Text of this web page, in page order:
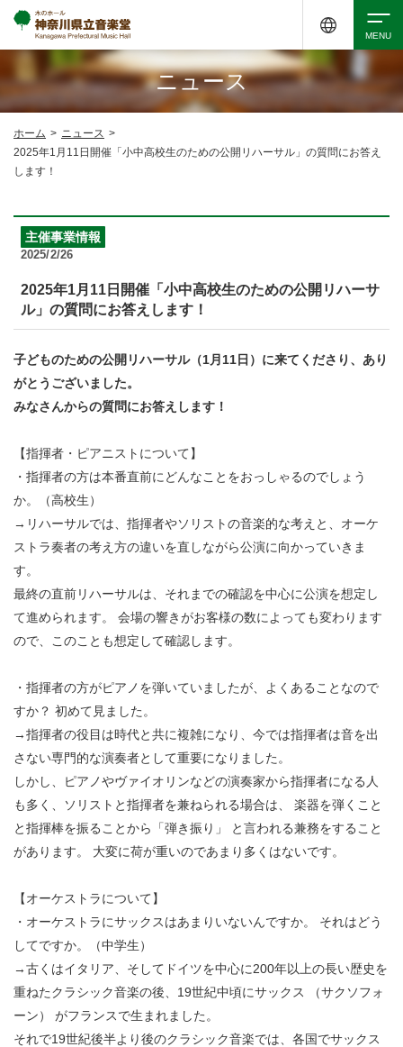
イベントを探す
・ イベント一覧
ご来場案内
・ 館内サービス・アクセシビリティ
・ フロアマップ
・ 交通案内
・ よくある質問
施設を借りる
・ 空き状況
・ 利用料金
・ 音楽堂のご案内
・ フロアマップ
・ 建築見学ツアー
神奈川県立音楽堂
SNS
検索
アクセシビリティ
ニュース
ホーム > ニュース >
2025年1月11日開催「小中高校生のための公開リハーサル」の質問にお答え
します！
主催事業情報
2025/2/26
2025年1月11日開催「小中高校生のための公開リハーサ
ル」の質問にお答えします！
子どものための公開リハーサル（1月11日）に来てくださり、あり
がとうございました。
みなさんからの質問にお答えします！
【指揮者・ピアニストについて】
・指揮者の方は本番直前にどんなことをおっしゃるのでしょう
か。（高校生）
→リハーサルでは、指揮者やソリストの音楽的な考えと、オーケ
ストラ奏者の考え方の違いを直しながら公演に向かっていきま
す。
最終の直前リハーサルは、それまでの確認を中心に公演を想定し
て進められます。 会場の響きがお客様の数によっても変わります
ので、このことも想定して確認します。
・指揮者の方がピアノを弾いていましたが、よくあることなので
すか？ 初めて見ました。
→指揮者の役目は時代と共に複雑になり、今では指揮者は音を出
さない専門的な演奏者として重要になりました。
しかし、ピアノやヴァイオリンなどの演奏家から指揮者になる人
も多く、ソリストと指揮者を兼ねられる場合は、 楽器を弾くこと
と指揮棒を振ることから「弾き振り」 と言われる兼務をすること
があります。 大変に荷が重いのであまり多くはないです。
【オーケストラについて】
・オーケストラにサックスはあまりいないんですか。 それはどう
してですか。（中学生）
→古くはイタリア、そしてドイツを中心に200年以上の長い歴史を
重ねたクラシック音楽の後、19世紀中頃にサックス （サクソフォ
ーン） がフランスで生まれました。
それで19世紀後半より後のクラシック音楽では、各国でサックス